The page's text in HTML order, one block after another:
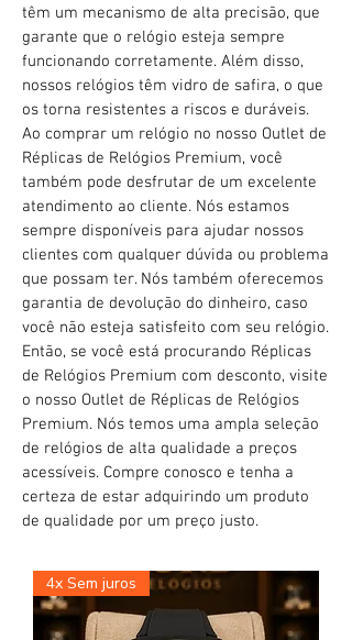
têm um mecanismo de alta precisão, que
garante que o relógio esteja sempre
funcionando corretamente. Além disso,
nossos relógios têm vidro de safira, o que
os torna resistentes a riscos e duráveis.
Ao comprar um relógio no nosso Outlet de
Réplicas de Relógios Premium, você
também pode desfrutar de um excelente
atendimento ao cliente. Nós estamos
sempre disponíveis para ajudar nossos
clientes com qualquer dúvida ou problema
que possam ter. Nós também oferecemos
garantia de devolução do dinheiro, caso
você não esteja satisfeito com seu relógio.
Então, se você está procurando Réplicas
de Relógios Premium com desconto, visite
o nosso Outlet de Réplicas de Relógios
Premium. Nós temos uma ampla seleção
de relógios de alta qualidade a preços
acessíveis. Compre conosco e tenha a
certeza de estar adquirindo um produto
de qualidade por um preço justo.
4x Sem juros